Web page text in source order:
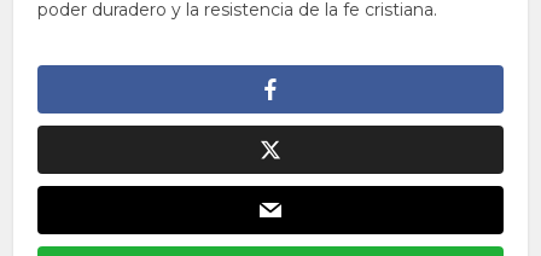
poder duradero y la resistencia de la fe cristiana.